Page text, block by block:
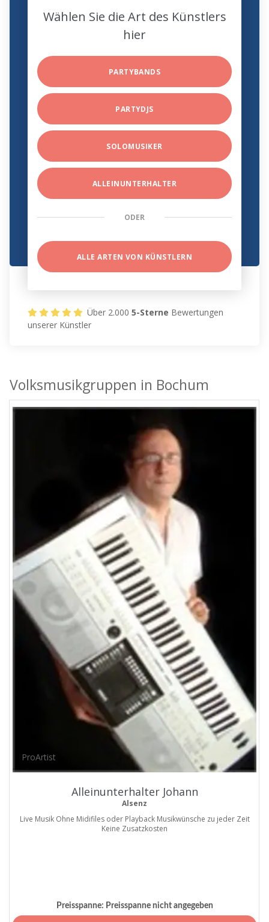
Wählen Sie die Art des Künstlers
hier
PARTYBANDS
PARTYDJS
SOLOMUSIKER
ALLEINUNTERHALTER
ODER
ALLE ARTEN VON KÜNSTLERN
Über 2.0005-Sterne Bewertungen
unserer Künstler
Volksmusikgruppen in Bochum
ProArtist
Alleinunterhalter Johann
Alsenz
Live Musik Ohne Midifiles oder Playback Musikwünsche zu jeder Zeit
Keine Zusatzkosten
Preisspanne: Preisspanne nicht angegeben